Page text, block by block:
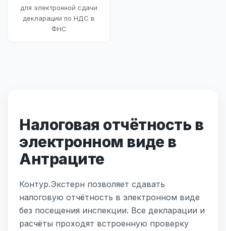
для электронной сдачи
декларации по НДС в
ФНС
Налоговая отчётность в
электронном виде в
Антраците
Контур.Экстерн позволяет сдавать
налоговую отчётность в электронном виде
без посещения инспекции. Все декларации и
расчёты проходят встроенную проверку